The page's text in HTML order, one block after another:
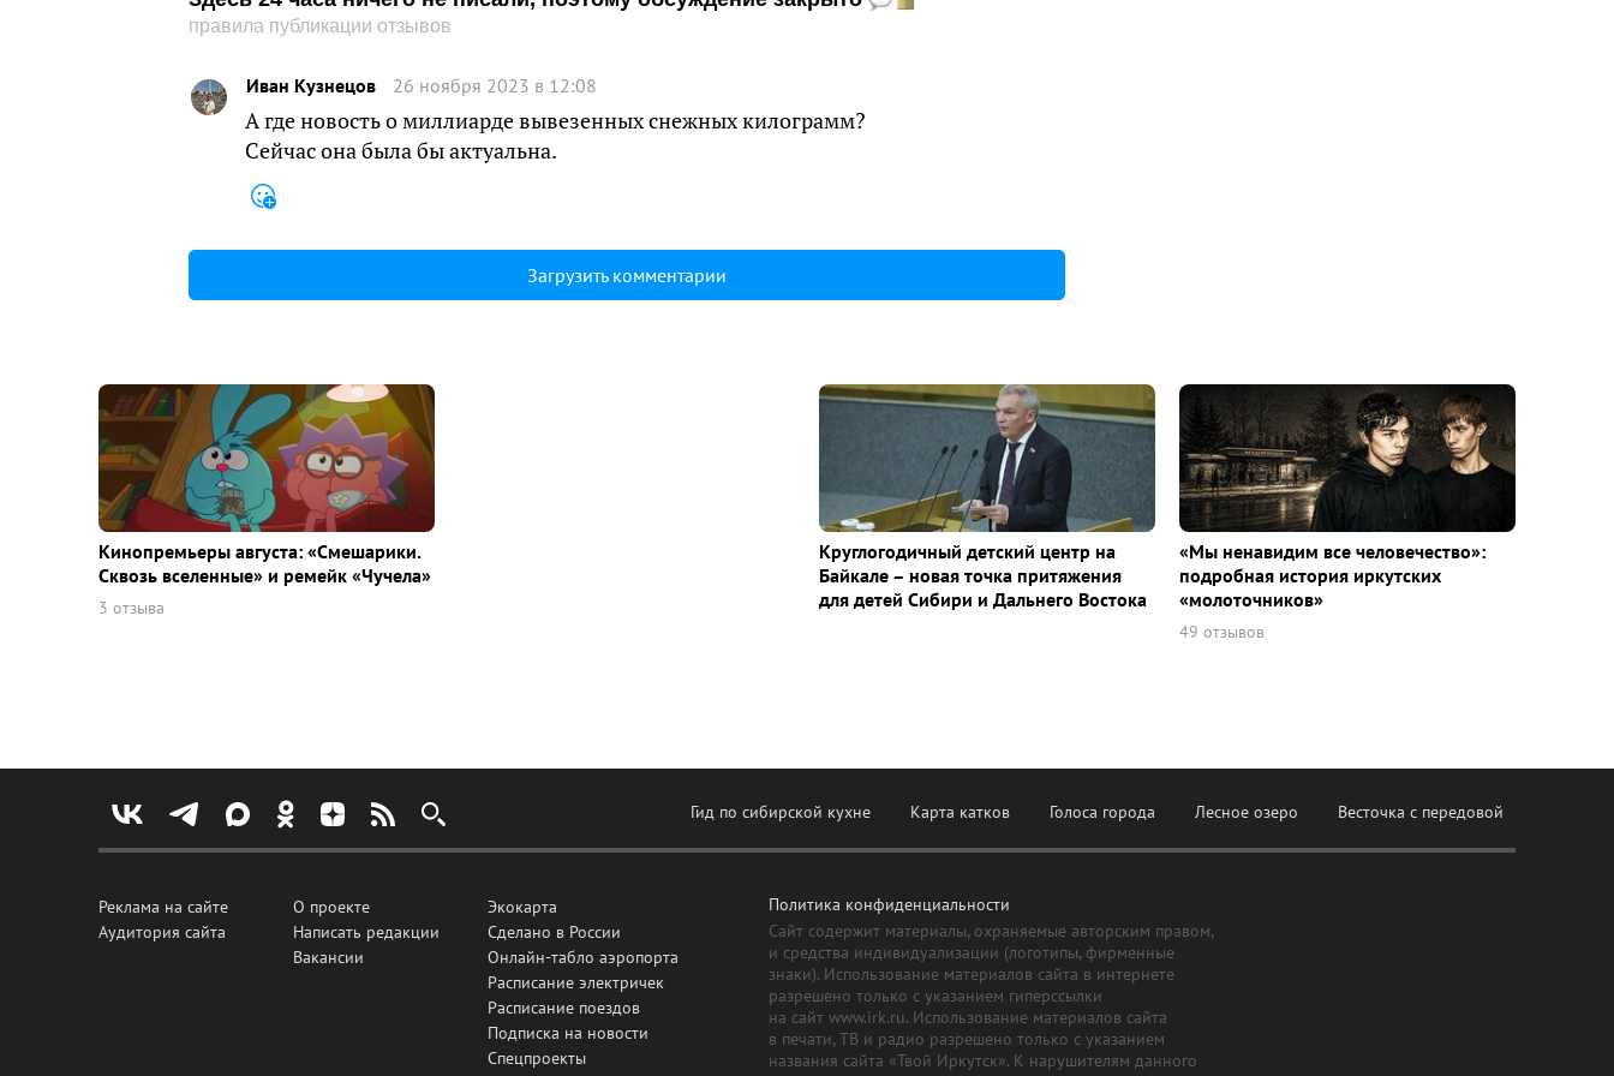
правила публикации отзывов
Иван Кузнецов 26 ноября 2023 в 12:08
А где новость о миллиарде вывезенных снежных килограмм?
Сейчас она была бы актуальна.
Загрузить комментарии
Кинопремьеры августа: «Смешарики.
Сквозь вселенные» и ремейк «Чучела»
3 отзыва
Круглогодичный детский центр на
Байкале – новая точка притяжения
для детей Сибири и Дальнего Востока
«Мы ненавидим все человечество»:
подробная история иркутских
«молоточников»
49 отзывов
Гид по сибирской кухне Карта катков Голоса города Лесное озеро Весточка с передовой
Реклама на сайте
Аудитория сайта
О проекте
Написать редакции
Вакансии
Экокарта
Сделано в России
Онлайн-табло аэропорта
Расписание электричек
Расписание поездов
Подписка на новости
Спецпроекты
Политика конфиденциальности
Сайт содержит материалы, охраняемые авторским правом,
и средства индивидуализации (логотипы, фирменные
знаки). Использование материалов сайта в интернете
разрешено только с указанием гиперссылки
на сайт www.irk.ru. Использование материалов сайта
в печати, ТВ и радио разрешено только с указанием
названия сайта «Твой Иркутск». К нарушителям данного